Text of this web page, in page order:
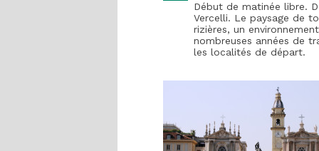
Début de matinée libre.
Vercelli. Le paysage de
rizières, un
nombreuses années de
les localités de départ.